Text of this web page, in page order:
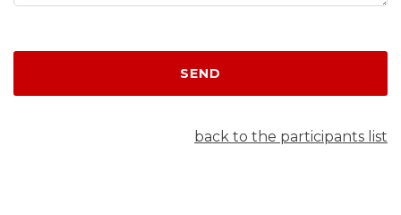
SEND
back to the participants list